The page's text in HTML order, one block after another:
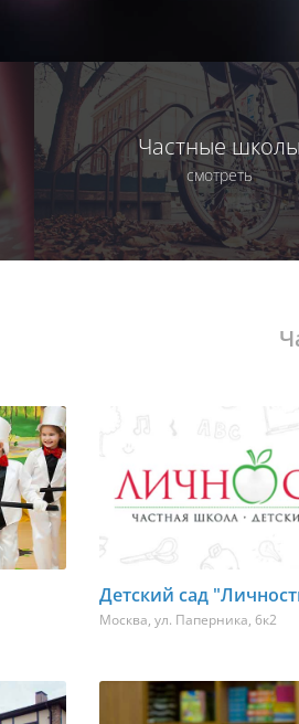
Частные
смотреть
Детский сад
Москва, ул. Паперника, 6к2